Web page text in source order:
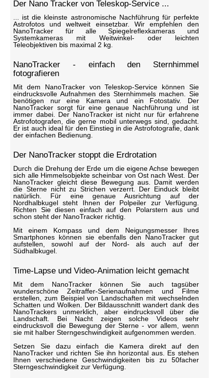
Der Nano Tracker von Teleskop-Service ...
... ist die kleinste astronomische Nachführung für perfekte
Astrofotos und weltweit einsetzbar. Wir empfehlen den
NanoTracker für alle Spiegelreflexkameras und
Systemkameras mit Weitwinkel- oder leichten
Teleobjektiven bis maximal 2 kg.
NanoTracker - einfach den Sternhimmel
fotografieren
Mit dem NanoTracker von Teleskop-Service können Sie
eindrucksvolle Aufnahmen des Sternhimmels machen. Sie
benötigen nur eine Kamera und ein Fotostativ. Der
NanoTracker sorgt für eine genaue Nachführung und ist
immer dabei. Der NanoTracker ist nicht nur für erfahrene
Astrofotografen, die gerne mobil unterwegs sind, gedacht.
Er ist auch ideal für den Einstieg in die Astrofotografie, dank
der einfachen Bedienung.
Der NanoTracker stoppt die Erdrotation
Durch die Drehung der Erde um die eigene Achse bewegen
sich alle Himmelsobjekte scheinbar von Ost nach West. Der
NanoTracker gleicht diese Bewegung aus. Damit werden
die Sterne nicht zu Strichen verzerrt. Der Einduck bleibt
natürlich. Für eine genaue Ausrichtung auf der
Nordhalbkugel steht Ihnen der Polpeiler zur Verfügung.
Richten Sie diesen einfach auf den Polarstern aus und
schon steht der NanoTracker richtig.
Mit einem Kompass und dem Neigungsmesser Ihres
Smartphones können sie ebenfalls den NanoTracker gut
aufstellen, sowohl auf der Nord- als auch auf der
Südhalbkugel.
Time-Lapse und Video-Animation leicht gemacht
Mit dem NanoTracker können Sie auch tagsüber
wunderschöne Zeitraffer-Serienaufnahmen und Filme
erstellen, zum Beispiel von Landschaften mit wechselnden
Schatten und Wolken. Der Bildausschnitt wandert dank des
NanoTrackers unmerklich, aber eindrucksvoll über die
Landschaft. Bei Nacht zeigen solche Videos sehr
eindrucksvoll die Bewegung der Sterne - vor allem, wenn
sie mit halber Sterngeschwindigkeit aufgenommen werden.
Setzen Sie dazu einfach die Kamera direkt auf den
NanoTracker und richten Sie ihn horizontal aus. Es stehen
Ihnen verschiedene Geschwindigkeiten bis zu 50facher
Sterngeschwindigkeit zur Verfügung.